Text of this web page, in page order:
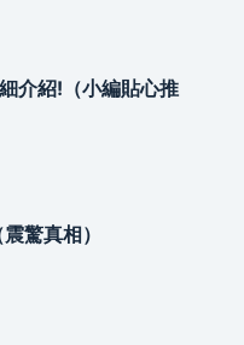
介紹!（小編貼心推
驚真相）